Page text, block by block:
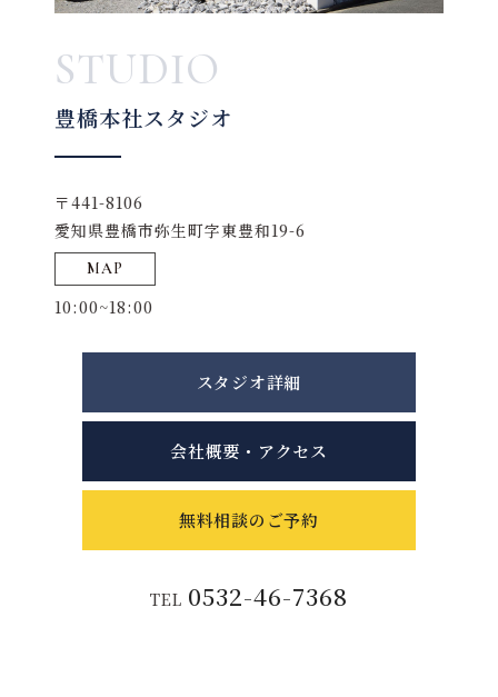
STUDIO
豊橋本社スタジオ
〒441-8106
愛知県豊橋市弥生町字東豊和19-6
MAP
10:00~18:00
スタジオ詳細
会社概要・アクセス
無料相談のご予約
TEL 0532-46-7368